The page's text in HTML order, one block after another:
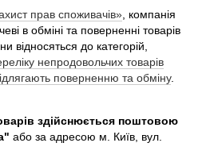
прав споживачів» , компанія
в обміні та поверненні товарів
відносяться до категорій,
непродовольчих товарів
поверненню та обміну.
здійснюється поштовою
або за адресою м. Київ, вул.